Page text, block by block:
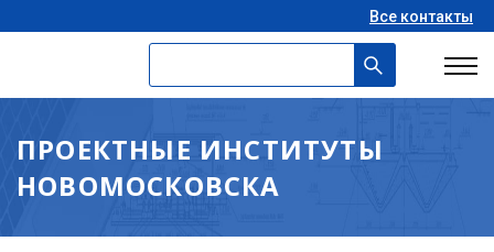
Все контакты
ПРОЕКТНЫЕ ИНСТИТУТЫ
НОВОМОСКОВСКА